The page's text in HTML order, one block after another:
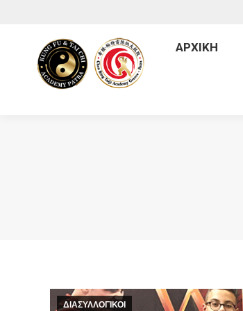
ΑΡΧΙΚΗ
ΔΙΑΣΥΛΛΟΓΙΚΟΙ